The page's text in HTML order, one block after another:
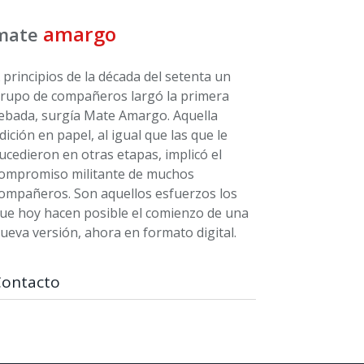
amargo
principios de la década del setenta un
de compañeros largó la primera
surgía Mate Amargo. Aquella
en papel, al igual que las que le
en otras etapas, implicó el
militante de muchos
Son aquellos esfuerzos los
hoy hacen posible el comienzo de una
versión, ahora en formato digital.